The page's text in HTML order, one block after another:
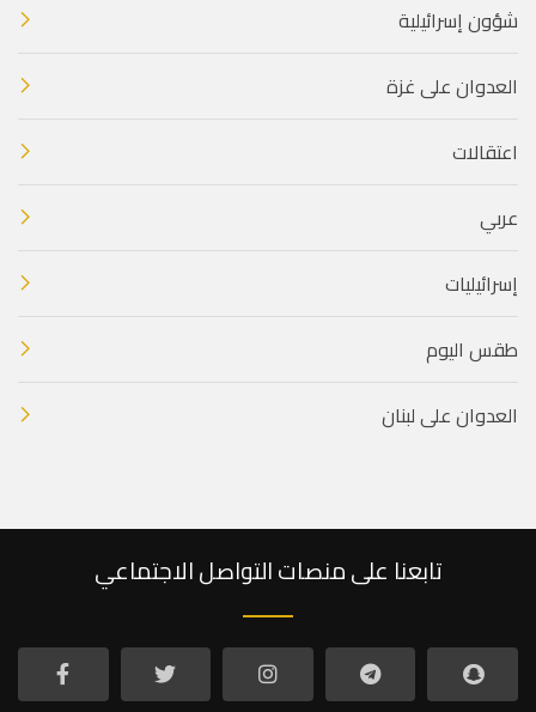
شؤون إسرائيلية
العدوان على غزة
اعتقالات
عربي
إسرائيليات
طقس اليوم
العدوان على لبنان
تابعنا على منصات التواصل الاجتماعي